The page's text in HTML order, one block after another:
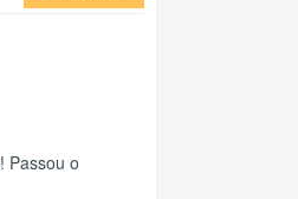
Passou o